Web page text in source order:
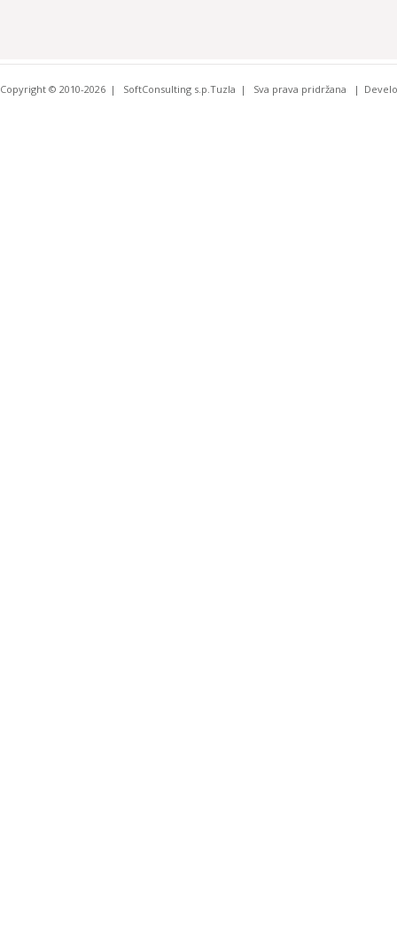
Copyright © 2010-2026 SoftConsulting s.p.Tuzla Sva prava pridržana